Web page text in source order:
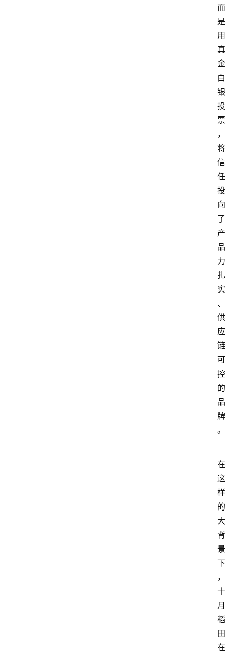
而
是
用
真
金
白
银
投
票
，
将
信
任
投
向
了
产
品
力
扎
实
、
供
应
链
可
控
的
品
牌
。
在
这
样
的
大
背
景
下
，
十
月
稻
田
在